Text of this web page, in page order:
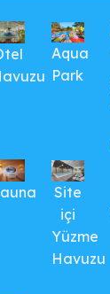
Aqua
Park
Site
içi
Yüzme
Havuzu